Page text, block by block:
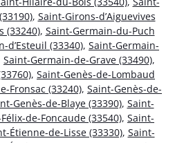
, Saint-Girons-d’Aiguevives
(33240), Saint-Germain-du-Puch
d’Esteuil (33340), Saint-Germain-
Saint-Germain-de-Grave (33490),
, Saint-Genès-de-Lombaud
Fronsac (33240), Saint-Genès-de-
Genès-de-Blaye (33390), Saint-
de-Foncaude (33540), Saint-
Étienne-de-Lisse (33330), Saint-